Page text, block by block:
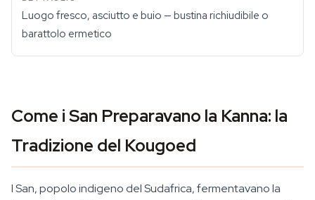
Luogo fresco, asciutto e buio — bustina richiudibile o
barattolo ermetico
Come i San Preparavano la Kanna: la
Tradizione del Kougoed
I San, popolo indigeno del Sudafrica, fermentavano la